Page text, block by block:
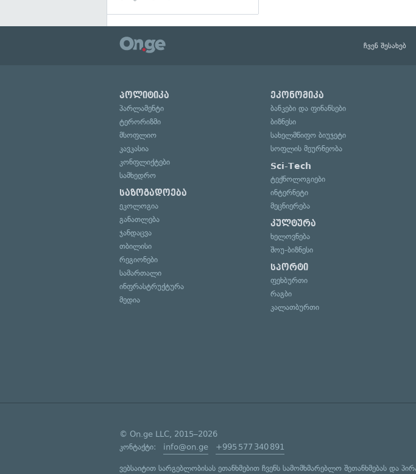
ჩვენ შესახებ
პოლიტიკა
პარლამენტი
ტერორიზმი
მსოფლიო
კავკასია
კონფლიქტები
სამხედრო
საზოგადოება
ეკოლოგია
განათლება
ჯანდაცვა
თბილისი
რეგიონები
სამართალი
ინფრასტრუქტურა
მედია
ეკონომიკა
ბანკები და ფინანსები
ბიზნესი
სახელმწიფო ბიუჯეტი
სოფლის მეურნეობა
Sci-Tech
ტექნოლოგიები
ინტერნეტი
მეცნიერება
კულტურა
ხელოვნება
შოუ-ბიზნესი
სპორტი
ფეხბურთი
რაგბი
კალათბურთი
© On.ge LLC, 2015–2026
კონტაქტი: info@on.ge +995 577 340 891
ვებსაიტით სარგებლობისას ეთანხმებით ჩვენს სამომხმარებლო შეთანხმებას და